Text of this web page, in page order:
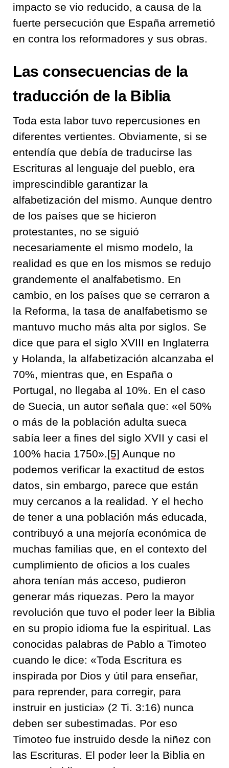
impacto se vio reducido, a causa de la
fuerte persecución que España arremetió
en contra los reformadores y sus obras.
Las consecuencias de la
traducción de la Biblia
Toda esta labor tuvo repercusiones en
diferentes vertientes. Obviamente, si se
entendía que debía de traducirse las
Escrituras al lenguaje del pueblo, era
imprescindible garantizar la
alfabetización del mismo. Aunque dentro
de los países que se hicieron
protestantes, no se siguió
necesariamente el mismo modelo, la
realidad es que en los mismos se redujo
grandemente el analfabetismo. En
cambio, en los países que se cerraron a
la Reforma, la tasa de analfabetismo se
mantuvo mucho más alta por siglos. Se
dice que para el siglo XVIII en Inglaterra
y Holanda, la alfabetización alcanzaba el
70%, mientras que, en España o
Portugal, no llegaba al 10%. En el caso
de Suecia, un autor señala que: «el 50%
o más de la población adulta sueca
sabía leer a fines del siglo XVII y casi el
100% hacia 1750». [5] Aunque no
podemos verificar la exactitud de estos
datos, sin embargo, parece que están
muy cercanos a la realidad. Y el hecho
de tener a una población más educada,
contribuyó a una mejoría económica de
muchas familias que, en el contexto del
cumplimiento de oficios a los cuales
ahora tenían más acceso, pudieron
generar más riquezas. Pero la mayor
revolución que tuvo el poder leer la Biblia
en su propio idioma fue la espiritual. Las
conocidas palabras de Pablo a Timoteo
cuando le dice: «Toda Escritura es
inspirada por Dios y útil para enseñar,
para reprender, para corregir, para
instruir en justicia» (2 Ti. 3:16) nunca
deben ser subestimadas. Por eso
Timoteo fue instruido desde la niñez con
las Escrituras. El poder leer la Biblia en